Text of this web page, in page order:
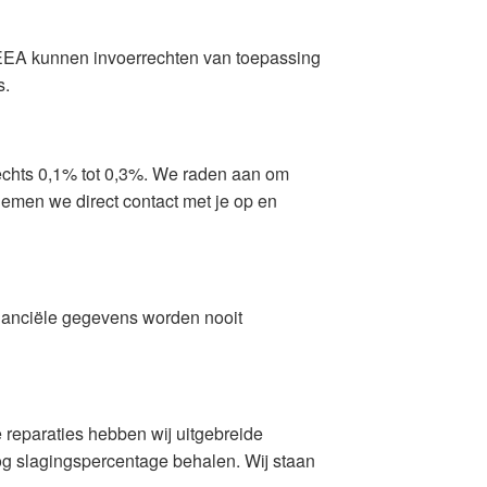
kunnen invoerrechten van toepassing
0,1% tot 0,3%. We raden aan om
we direct contact met je op en
gegevens worden nooit
hebben wij uitgebreide
slagingspercentage behalen. Wij staan